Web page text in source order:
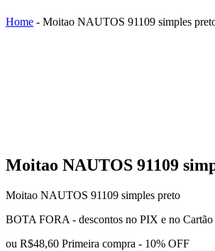
Home - Moitao NAUTOS 91109 simples
Moitao NAUTOS 91109
Moitao NAUTOS 91109 simples preto
BOTA FORA - descontos no PIX e no Cartão
ou R$48,60 Primeira compra - 10% OFF